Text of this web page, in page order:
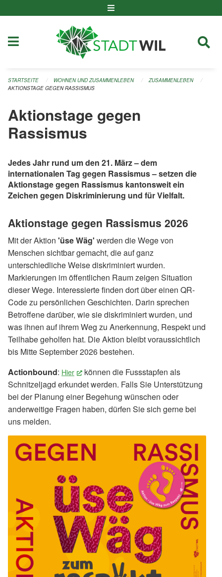
STARTSEITE WOHNEN UND ZUSAMMENLEBEN
ZUSAMMENLEBEN
AKTIONSTAGE GEGEN RASSISMUS
Aktionstage gegen
Rassismus
Jedes Jahr rund um den 21. März – dem
internationalen Tag gegen Rassismus – setzen die
Aktionstage gegen Rassismus kantonsweit ein
Zeichen gegen Diskriminierung und für Vielfalt.
Aktionstage gegen Rassismus 2026
Mit der Aktion 'üse Wäg' werden die Wege von
Menschen sichtbar gemacht, die auf ganz
unterschiedliche Weise diskriminiert wurden.
Markierungen im öffentlichen Raum zeigen Situation
dieser Wege. Interessierte finden dort über einen QR-
Code zu persönlichen Geschichten. Darin sprechen
Betroffene darüber, wie sie diskriminiert wurden, und
was ihnen auf ihrem Weg zu Anerkennung, Respekt und
Teilhabe geholfen hat. Die Aktion bleibt voraussichtlich
bis Mitte September 2026 bestehen.
Actionbound: Hier (External Link)
können die Fussstapfen als
Schnitzeljagd erkundet werden. Falls Sie Unterstützung
bei der Planung einer Begehung wünschen oder
anderweitige Fragen haben, dürfen Sie sich gerne bei
uns melden.